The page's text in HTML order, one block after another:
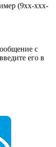
(9хх-ххх-
с
его в